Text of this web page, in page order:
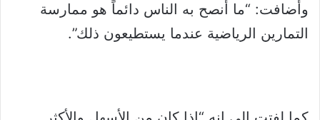
وأضافت: “ما أنصح به الناس دائماً هو ممارسة
التمارين الرياضية عندما يستطيعون ذلك”.